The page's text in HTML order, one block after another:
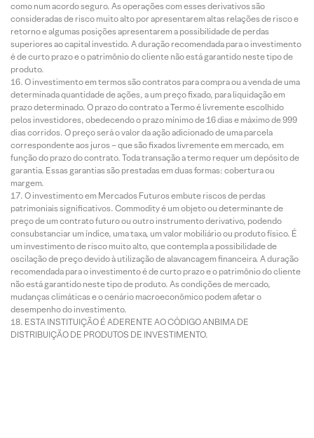
como num acordo seguro. As operações com esses derivativos são
consideradas de risco muito alto por apresentarem altas relações de risco e
retorno e algumas posições apresentarem a possibilidade de perdas
superiores ao capital investido. A duração recomendada para o investimento
é de curto prazo e o patrimônio do cliente não está garantido neste tipo de
produto.
O investimento em termos são contratos para compra ou a venda de uma
determinada quantidade de ações, a um preço fixado, para liquidação em
prazo determinado. O prazo do contrato a Termo é livremente escolhido
pelos investidores, obedecendo o prazo mínimo de 16 dias e máximo de 999
dias corridos. O preço será o valor da ação adicionado de uma parcela
correspondente aos juros – que são fixados livremente em mercado, em
função do prazo do contrato. Toda transação a termo requer um depósito de
garantia. Essas garantias são prestadas em duas formas: cobertura ou
margem.
O investimento em Mercados Futuros embute riscos de perdas
patrimoniais significativos. Commodity é um objeto ou determinante de
preço de um contrato futuro ou outro instrumento derivativo, podendo
consubstanciar um índice, uma taxa, um valor mobiliário ou produto físico. É
um investimento de risco muito alto, que contempla a possibilidade de
oscilação de preço devido à utilização de alavancagem financeira. A duração
recomendada para o investimento é de curto prazo e o patrimônio do cliente
não está garantido neste tipo de produto. As condições de mercado,
mudanças climáticas e o cenário macroeconômico podem afetar o
desempenho do investimento.
ESTA INSTITUIÇÃO É ADERENTE AO CÓDIGO ANBIMA DE
DISTRIBUIÇÃO DE PRODUTOS DE INVESTIMENTO.